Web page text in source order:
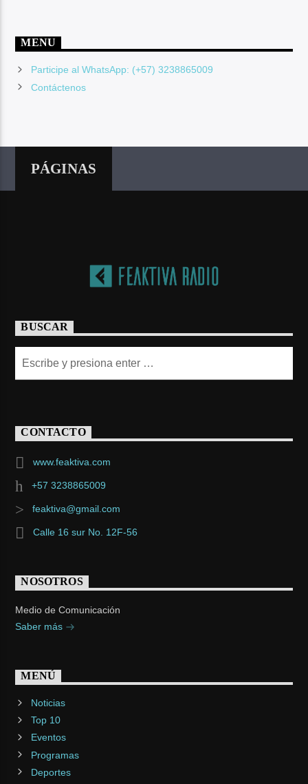
MENU
Participe al WhatsApp: (+57) 3238865009
Contáctenos
PÁGINAS
BUSCAR
CONTACTO
www.feaktiva.com
+57 3238865009
feaktiva@gmail.com
Calle 16 sur No. 12F-56
NOSOTROS
Medio de Comunicación
Saber más
MENÚ
Noticias
Top 10
Eventos
Programas
Deportes